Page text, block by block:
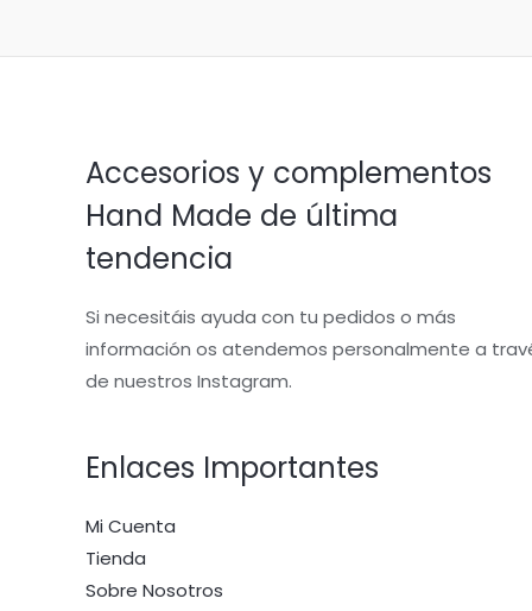
Accesorios y complementos
Hand Made de última
tendencia
Si necesitáis ayuda con tu pedidos o más
información os atendemos personalmente a
de nuestros Instagram.
Enlaces Importantes
Mi Cuenta
Tienda
Sobre Nosotros